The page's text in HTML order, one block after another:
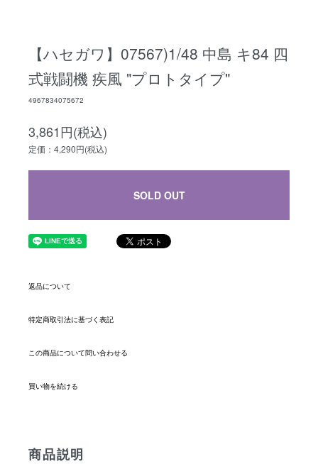
【ハセガワ】07567)1/48 中島 キ84 四
式戦闘機 疾風 "プロトタイプ"
4967834075672
3,861円(税込)
定価：4,290円(税込)
SOLD OUT
返品について
特定商取引法に基づく表記
この商品について問い合わせる
買い物を続ける
商品説明